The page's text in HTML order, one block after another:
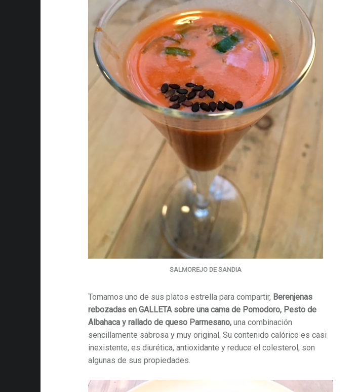
SALMOREJO DE SANDIA
Tomamos uno de sus platos estrella para compartir, Berenjenas
rebozadas en GALLETA sobre una cama de Pomodoro, Pesto de
Albahaca y rallado de queso Parmesano, una combinación
sencillamente sabrosa y muy original. Su contenido calórico es casi
inexistente, es diurética, antioxidante y reduce el colesterol, son
algunas de sus propiedades.